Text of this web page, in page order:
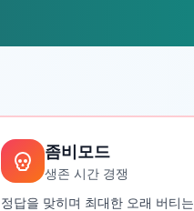
좀비모드
생존 시간 경쟁
정답을 맞히며 최대한 오래 버티는